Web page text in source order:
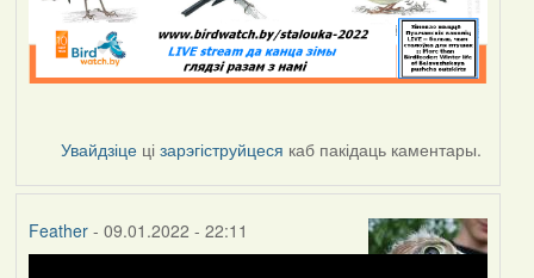
Увайдзіце цізарэгіструйцеся каб пакідаць каментары.
Feather- 09.01.2022 - 22:11